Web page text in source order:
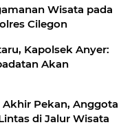
Wisata pada
Cilegon
Kapolsek Anyer:
Akan
Pekan, Anggota
di Jalur Wisata